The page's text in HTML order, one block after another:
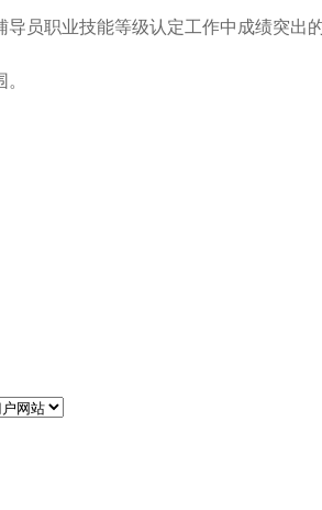
职业技能等级认定工作中成绩突出